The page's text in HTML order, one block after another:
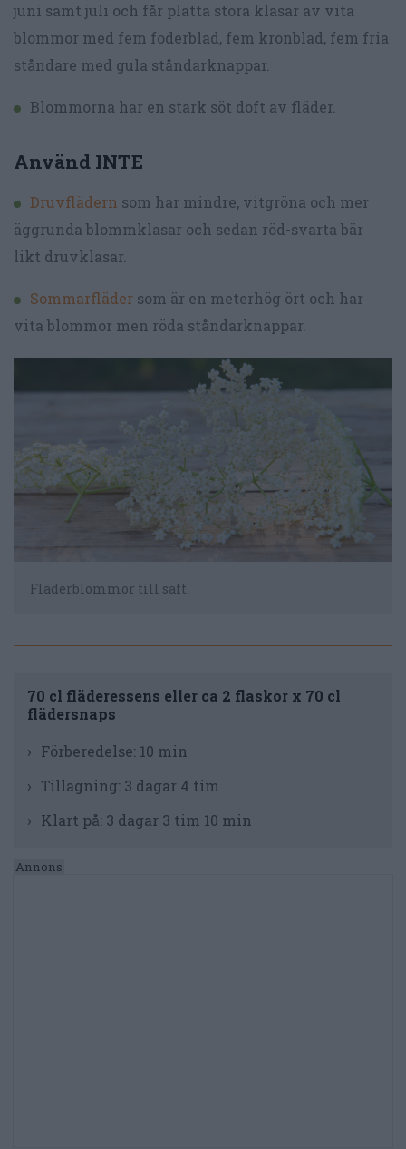
juni samt juli och får platta stora klasar av vita
blommor med fem foderblad, fem kronblad, fem fria
ståndare med gula ståndarknappar.
Blommorna har en stark söt doft av fläder.
Använd INTE
Druvflädern som har mindre, vitgröna och mer
äggrunda blommklasar och sedan röd-svarta bär
likt druvklasar.
Sommarfläder som är en meterhög ört och har
vita blommor men röda ståndarknappar.
Fläderblommor till saft.
70 cl fläderessens eller ca 2 flaskor x 70 cl
flädersnaps
Förberedelse: 10 min
Tillagning: 3 dagar 4 tim
Klart på: 3 dagar 3 tim 10 min